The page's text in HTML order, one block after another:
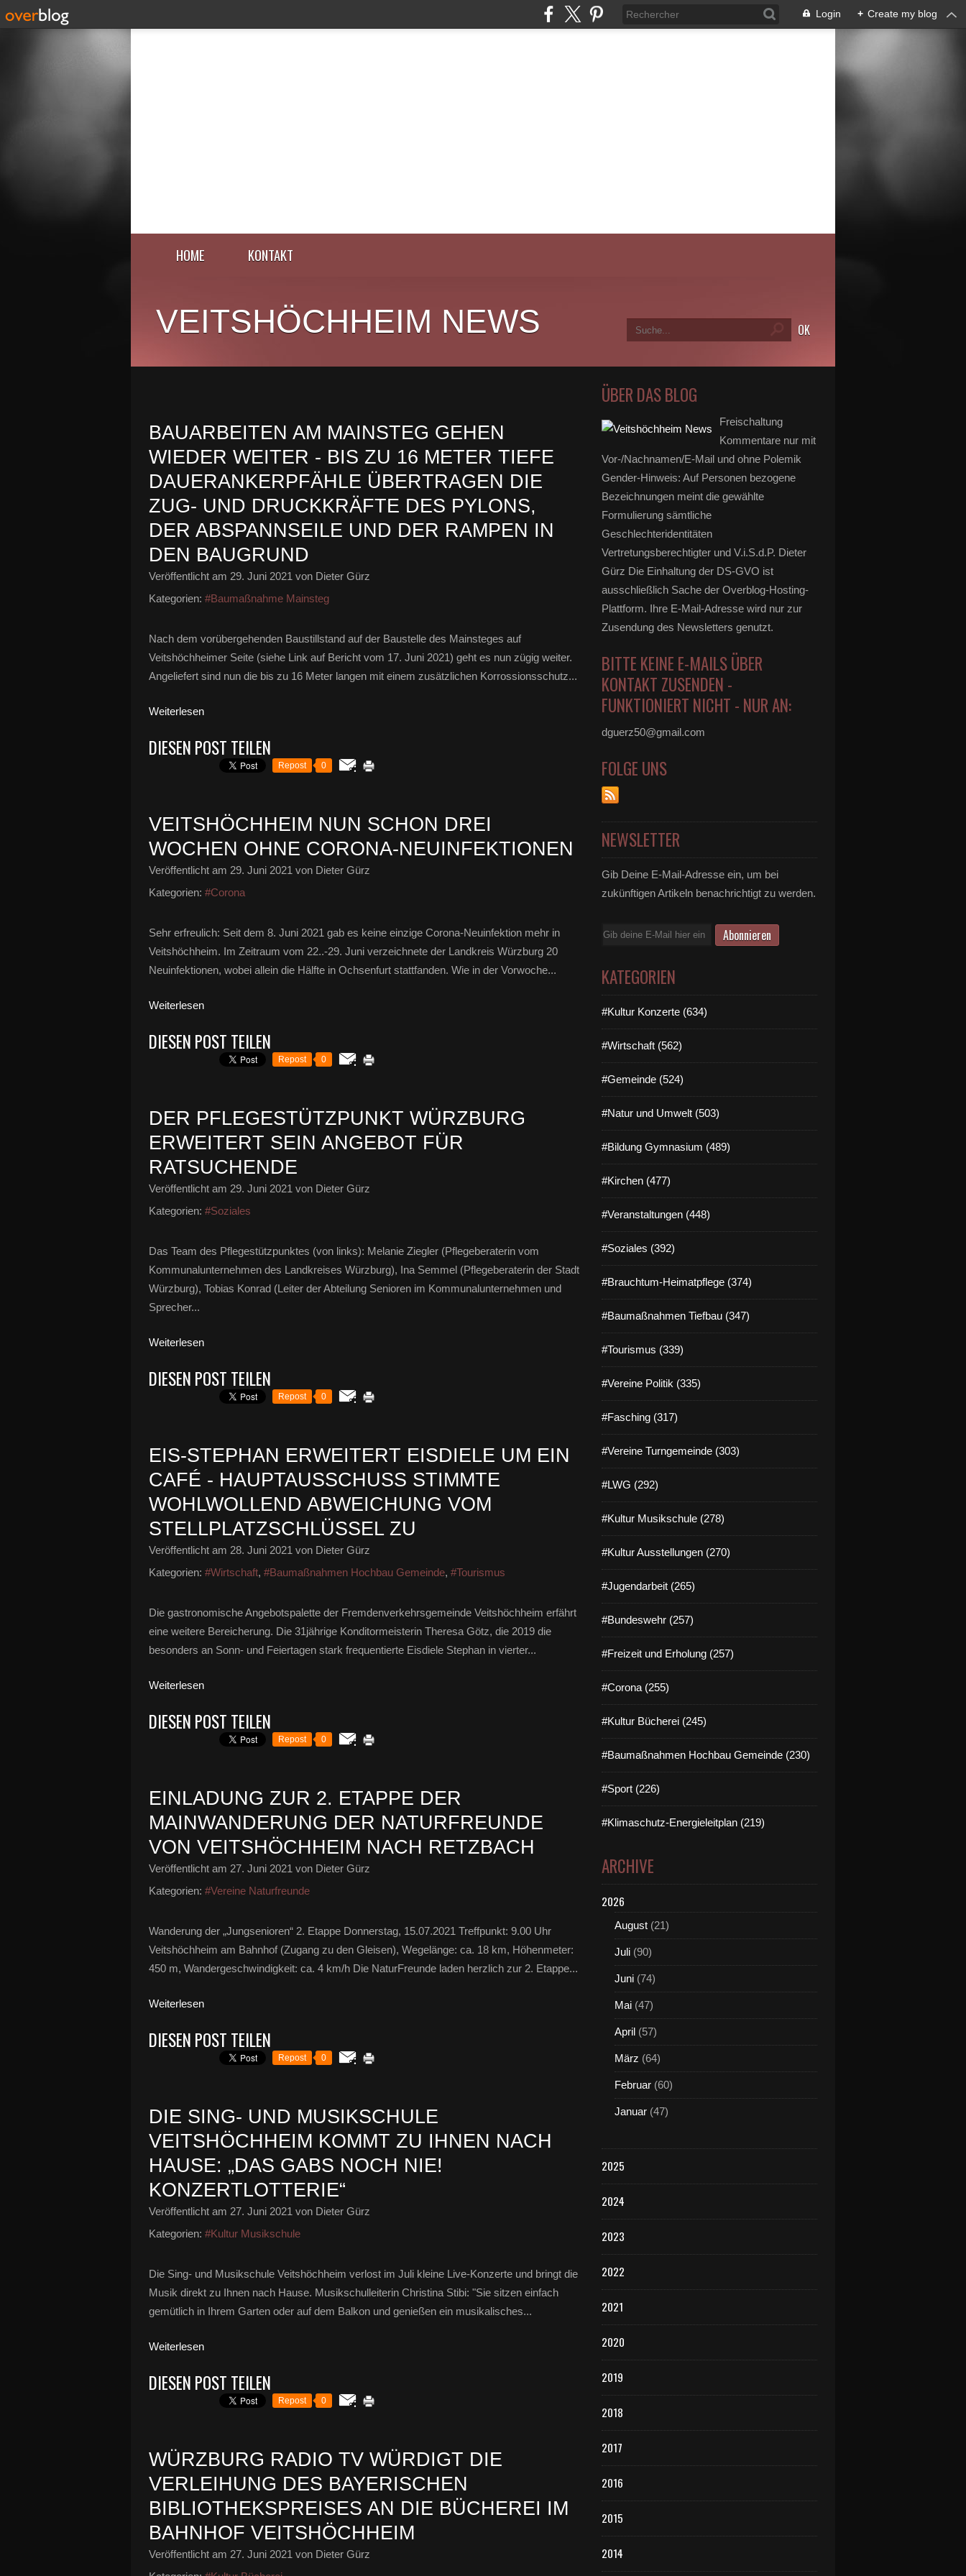
Login + Create my blog
HOME KONTAKT
VEITSHÖCHHEIM NEWS
BAUARBEITEN AM MAINSTEG GEHEN
WIEDER WEITER - BIS ZU 16 METER TIEFE
DAUERANKERPFÄHLE ÜBERTRAGEN DIE
ZUG- UND DRUCKKRÄFTE DES PYLONS,
DER ABSPANNSEILE UND DER RAMPEN IN
DEN BAUGRUND
Veröffentlicht am 29. Juni 2021 von Dieter Gürz
Kategorien: #Baumaßnahme Mainsteg
Nach dem vorübergehenden Baustillstand auf der Baustelle des Mainsteges auf
Veitshöchheimer Seite (siehe Link auf Bericht vom 17. Juni 2021) geht es nun zügig weiter.
Angeliefert sind nun die bis zu 16 Meter langen mit einem zusätzlichen Korrossionsschutz...
Weiterlesen
DIESEN POST TEILEN
Repost 0
VEITSHÖCHHEIM NUN SCHON DREI
WOCHEN OHNE CORONA-NEUINFEKTIONEN
Veröffentlicht am 29. Juni 2021 von Dieter Gürz
Kategorien: #Corona
Sehr erfreulich: Seit dem 8. Juni 2021 gab es keine einzige Corona-Neuinfektion mehr in
Veitshöchheim. Im Zeitraum vom 22..-29. Juni verzeichnete der Landkreis Würzburg 20
Neuinfektionen, wobei allein die Hälfte in Ochsenfurt stattfanden. Wie in der Vorwoche...
Weiterlesen
DIESEN POST TEILEN
Repost 0
DER PFLEGESTÜTZPUNKT WÜRZBURG
ERWEITERT SEIN ANGEBOT FÜR
RATSUCHENDE
Veröffentlicht am 29. Juni 2021 von Dieter Gürz
Kategorien: #Soziales
Das Team des Pflegestützpunktes (von links): Melanie Ziegler (Pflegeberaterin vom
Kommunalunternehmen des Landkreises Würzburg), Ina Semmel (Pflegeberaterin der Stadt
Würzburg), Tobias Konrad (Leiter der Abteilung Senioren im Kommunalunternehmen und
Sprecher...
Weiterlesen
DIESEN POST TEILEN
Repost 0
EIS-STEPHAN ERWEITERT EISDIELE UM EIN
CAFÉ - HAUPTAUSSCHUSS STIMMTE
WOHLWOLLEND ABWEICHUNG VOM
STELLPLATZSCHLÜSSEL ZU
Veröffentlicht am 28. Juni 2021 von Dieter Gürz
Kategorien: #Wirtschaft, #Baumaßnahmen Hochbau Gemeinde, #Tourismus
Die gastronomische Angebotspalette der Fremdenverkehrsgemeinde Veitshöchheim erfährt
eine weitere Bereicherung. Die 31jährige Konditormeisterin Theresa Götz, die 2019 die
besonders an Sonn- und Feiertagen stark frequentierte Eisdiele Stephan in vierter...
Weiterlesen
DIESEN POST TEILEN
Repost 0
EINLADUNG ZUR 2. ETAPPE DER
MAINWANDERUNG DER NATURFREUNDE
VON VEITSHÖCHHEIM NACH RETZBACH
Veröffentlicht am 27. Juni 2021 von Dieter Gürz
Kategorien: #Vereine Naturfreunde
Wanderung der „Jungsenioren“ 2. Etappe Donnerstag, 15.07.2021 Treffpunkt: 9.00 Uhr
Veitshöchheim am Bahnhof (Zugang zu den Gleisen), Wegelänge: ca. 18 km, Höhenmeter:
450 m, Wandergeschwindigkeit: ca. 4 km/h Die NaturFreunde laden herzlich zur 2. Etappe...
Weiterlesen
DIESEN POST TEILEN
Repost 0
DIE SING- UND MUSIKSCHULE
VEITSHÖCHHEIM KOMMT ZU IHNEN NACH
HAUSE: „DAS GABS NOCH NIE!
KONZERTLOTTERIE“
Veröffentlicht am 27. Juni 2021 von Dieter Gürz
Kategorien: #Kultur Musikschule
Die Sing- und Musikschule Veitshöchheim verlost im Juli kleine Live-Konzerte und bringt die
Musik direkt zu Ihnen nach Hause. Musikschulleiterin Christina Stibi: "Sie sitzen einfach
gemütlich in Ihrem Garten oder auf dem Balkon und genießen ein musikalisches...
Weiterlesen
DIESEN POST TEILEN
Repost 0
WÜRZBURG RADIO TV WÜRDIGT DIE
VERLEIHUNG DES BAYERISCHEN
BIBLIOTHEKSPREISES AN DIE BÜCHEREI IM
BAHNHOF VEITSHÖCHHEIM
Veröffentlicht am 27. Juni 2021 von Dieter Gürz
ÜBER DAS BLOG
Freischaltung
Kommentare nur mit
Vor-/Nachnamen/E-Mail und ohne Polemik
Gender-Hinweis: Auf Personen bezogene
Bezeichnungen meint die gewählte
Formulierung sämtliche
Geschlechteridentitäten
Vertretungsberechtigter und V.i.S.d.P. Dieter
Gürz Die Einhaltung der DS-GVO ist
ausschließlich Sache der Overblog-Hosting-
Plattform. Ihre E-Mail-Adresse wird nur zur
Zusendung des Newsletters genutzt.
BITTE KEINE E-MAILS ÜBER
KONTAKT ZUSENDEN -
FUNKTIONIERT NICHT - NUR AN:
dguerz50@gmail.com
FOLGE UNS
NEWSLETTER
Gib Deine E-Mail-Adresse ein, um bei
zukünftigen Artikeln benachrichtigt zu werden.
E-
KATEGORIEN
#Kultur Konzerte (634)
#Wirtschaft (562)
#Gemeinde (524)
#Natur und Umwelt (503)
#Bildung Gymnasium (489)
#Kirchen (477)
#Veranstaltungen (448)
#Soziales (392)
#Brauchtum-Heimatpflege (374)
#Baumaßnahmen Tiefbau (347)
#Tourismus (339)
#Vereine Politik (335)
#Fasching (317)
#Vereine Turngemeinde (303)
#LWG (292)
#Kultur Musikschule (278)
#Kultur Ausstellungen (270)
#Jugendarbeit (265)
#Bundeswehr (257)
#Freizeit und Erholung (257)
#Corona (255)
#Kultur Bücherei (245)
#Baumaßnahmen Hochbau Gemeinde (230)
#Sport (226)
#Klimaschutz-Energieleitplan (219)
ARCHIVE
2026
August (21)
Juli (90)
Juni (74)
Mai (47)
April (57)
März (64)
Februar (60)
Januar (47)
2025
2024
2023
2022
2021
2020
2019
2018
2017
2016
2015
2014